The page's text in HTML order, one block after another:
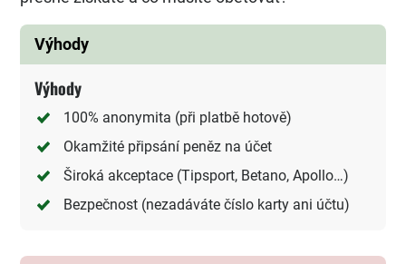
Výhody
Výhody
100% anonymita (při platbě hotově)
Okamžité připsání peněz na účet
Široká akceptace (Tipsport, Betano, Apollo…)
Bezpečnost (nezadáváte číslo karty ani účtu)